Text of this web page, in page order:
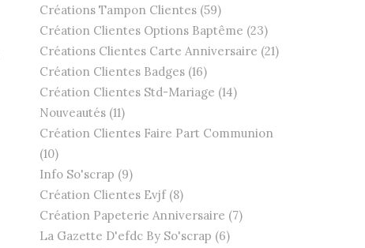
Créations Tampon Clientes (59)
Création Clientes Options Baptême (23)
Créations Clientes Carte Anniversaire (21)
Création Clientes Badges (16)
Création Clientes Std-Mariage (14)
Nouveautés (11)
Création Clientes Faire Part Communion
(10)
Info So'scrap (9)
Création Clientes Evjf (8)
Création Papeterie Anniversaire (7)
La Gazette D'efdc By So'scrap (6)